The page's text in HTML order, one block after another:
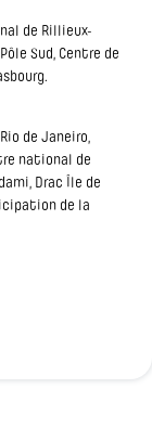
de Rillieux-
Sud, Centre de
de Janeiro,
national de
Drac Île de
de la